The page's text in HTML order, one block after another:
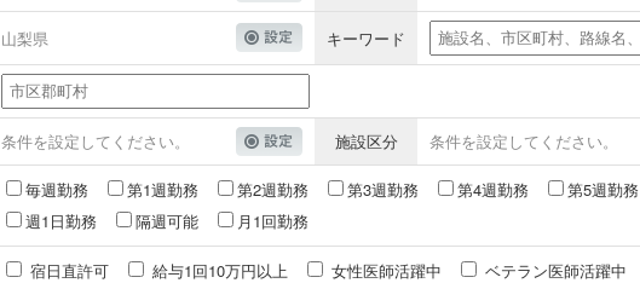
山梨県 キーワード
条件を設定してください。 施設区分 条件を設定してください。
毎週勤務 第1週勤務 第2週勤務 第3週勤務 第4週勤務
第5週勤務
週1日勤務
隔週可能 月1回勤務
宿日直許可 給与1回10万円以上 女性医師活躍中 ベテラン医師活躍中